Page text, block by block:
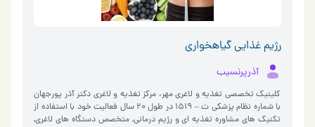
رژیم غذایی گیاهخواری
آذرپرنسیب
کلینیک تخصصی تغذیه و لاغری مهر، مرکز تغذیه و لاغری دکتر آذر پورجهان
با شماره نظام پزشکی ت – 1519 در طول 20 سال فعالیت خود با استفاده از
تکنیک های مشاوره تغذیه ای و رژیم درمانی, متخصص دستگاه های لاغری,